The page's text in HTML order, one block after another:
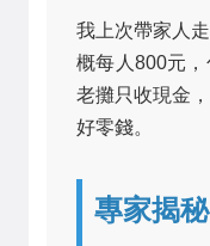
我上次帶家人
概每人800元
老攤只收現金
好零錢。
專家揭